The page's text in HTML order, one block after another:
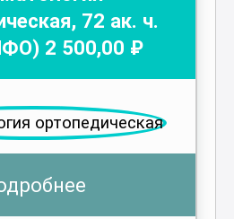
, 72 ак. ч.
2 500,00 ₽